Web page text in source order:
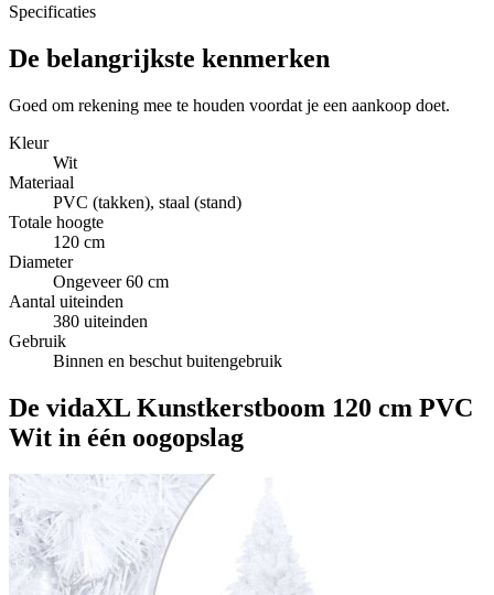
Specificaties
De belangrijkste kenmerken
Goed om rekening mee te houden voordat je een aankoop doet.
Kleur
Wit
Materiaal
PVC (takken), staal (stand)
Totale hoogte
120 cm
Diameter
Ongeveer 60 cm
Aantal uiteinden
380 uiteinden
Gebruik
Binnen en beschut buitengebruik
De vidaXL Kunstkerstboom 120 cm PVC
Wit in één oogopslag